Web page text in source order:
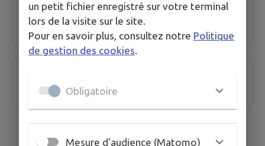
Contrat local d'accompagnement à la scolarité
un petit fichier enregistré sur votre terminal
lors de la visite sur le site.
Pour en savoir plus, consultez notre Politique
de gestion des cookies.
Obligatoire
Mesure d'audience (Matomo)